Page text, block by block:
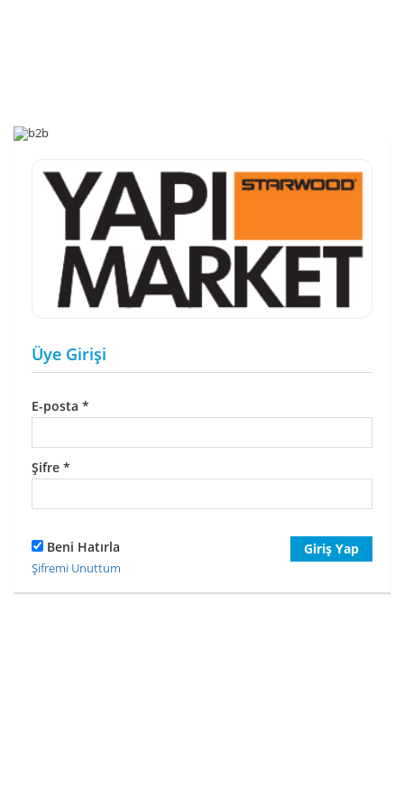
Üye Girişi
E-posta *
Şifre *
Beni Hatırla Giriş Yap
Şifremi Unuttum